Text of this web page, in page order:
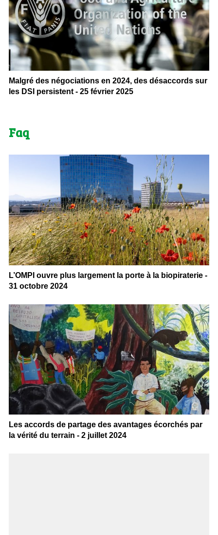
Malgré des négociations en 2024, des désaccords sur
les DSI persistent - 25 février 2025
Faq
L’OMPI ouvre plus largement la porte à la biopiraterie -
31 octobre 2024
Les accords de partage des avantages écorchés par
la vérité du terrain - 2 juillet 2024